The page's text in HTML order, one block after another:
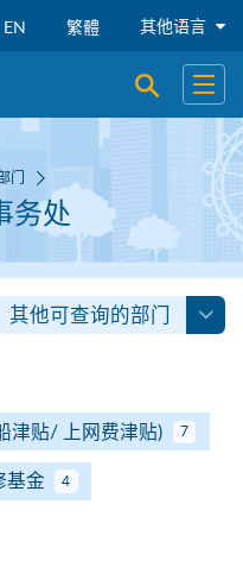
EN 繁體 其他语言
开启搜寻
开启
门
务处
其他可查询的部门
津贴/ 上网费津贴) 7
基金 4